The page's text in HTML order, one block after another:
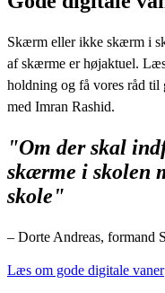
Skærm eller ikke skærm i
af skærme er højaktuel.
holdning og få vores råd til
med Imran Rashid.
"Om der skal
skærme i skolen
skole"
– Dorte Andreas, formand
Læs om gode digitale vaner